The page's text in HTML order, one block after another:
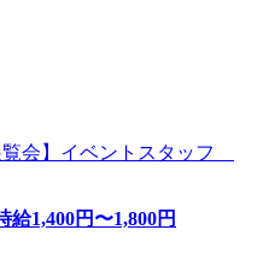
会】イベントスタッフ
給1,400円〜1,800円